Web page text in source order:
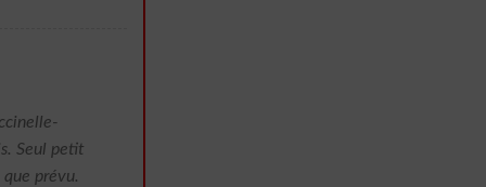
Seul petit
prévu.